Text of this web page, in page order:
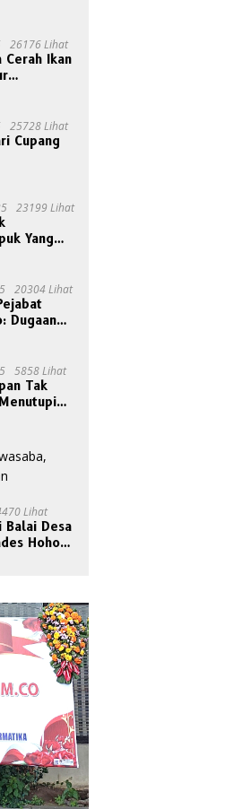
26176 Lihat
Cerah Ikan
25728 Lihat
Cupang
23199 Lihat
Yang
20304 Lihat
Dugaan
5858 Lihat
Tak
Lihat
Balai Desa
Hoho